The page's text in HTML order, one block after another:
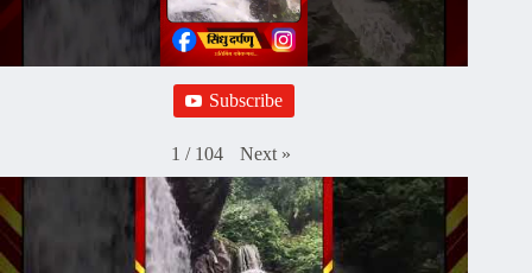
Subscribe
1 / 104 Next »